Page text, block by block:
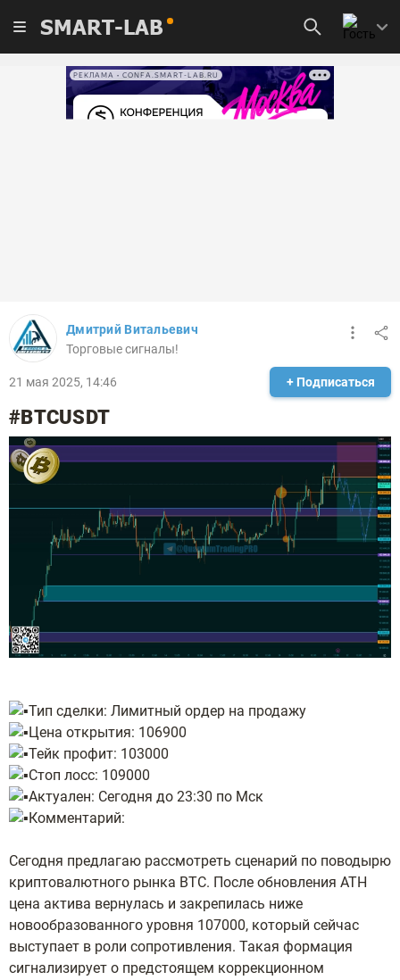
SMART-LAB
РЕКЛАМА • CONFA.SMART-LAB.RU
Дмитрий Витальевич
Торговые сигналы!
21 мая 2025, 14:46 + Подписаться
#BTCUSDT
Тип сделки: Лимитный ордер на продажу
Цена открытия: 106900
Тейк профит: 103000
Стоп лосс: 109000
Актуален: Сегодня до 23:30 по Мск
Комментарий:
Сегодня предлагаю рассмотреть сценарий по поводырю
криптовалютного рынка BTC. После обновления ATH
цена актива вернулась и закрепилась ниже
новообразованного уровня 107000, который сейчас
выступает в роли сопротивления. Такая формация
сигнализирует о предстоящем коррекционном